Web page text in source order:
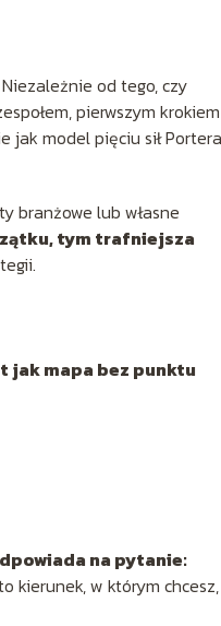
od tego, czy
pierwszym
jak model pięciu sił
branżowe lub własne
tym trafniejsza
jak mapa bez punktu
na pytanie:
kierunek, w którym